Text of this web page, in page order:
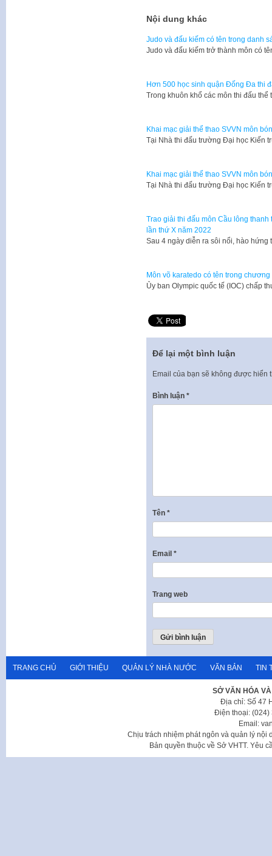
Nội dung khác
Judo và đấu kiếm có tên trong danh
Judo và đấu kiếm trở thành môn có
Hơn 500 học sinh quận Đống Đa thi
Trong khuôn khổ các môn thi đấu
Khai mạc giải thể thao SVVN môn
​Tại Nhà thi đấu trường Đại học Kiến
Khai mạc giải thể thao SVVN môn
​Tại Nhà thi đấu trường Đại học Kiến
Trao giải thi đấu môn Cầu lông
lần thứ X năm 2022
Sau 4 ngày diễn ra sôi nổi, hào
Môn võ karatedo có tên trong
Ủy ban Olympic quốc tế (IOC) chấp
Để lại một bình luận
Email của bạn sẽ không được hiển
Bình luận *
Tên *
Email *
Trang web
TRANG CHỦ GIỚI THIỆU QUẢN LÝ NHÀ NƯỚC VĂN BẢN TIN
SỞ VĂN HÓA
Địa chỉ: Số 47
Điện thoại: (024)
Email:
Chịu trách nhiệm phát ngôn và quản lý nội
Bản quyền thuộc về Sở VHTT. Yêu